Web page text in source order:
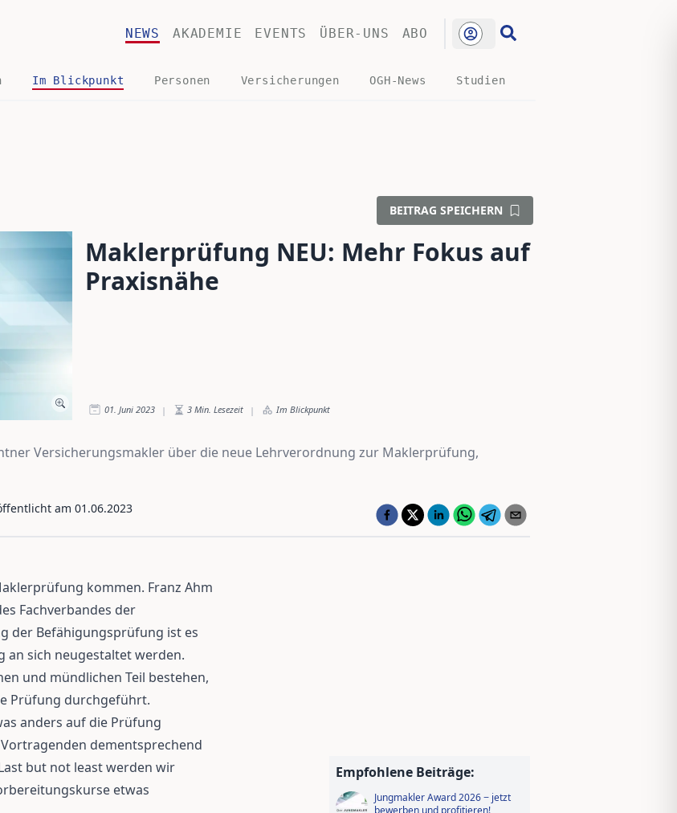
NEWS AKADEMIE EVENTS ÜBER-UNS ABO
Im Blickpunkt Personen Versicherungen OGH-News Studien
BEITRAG SPEICHERN
Maklerprüfung NEU: Mehr Fokus auf
Praxisnähe
01. Juni 2023 | 3 Min. Lesezeit | Im Blickpunkt
Versicherungsmakler über die neue Lehrverordnung zur Maklerprüfung,
am 01.06.2023
kommen. Franz Ahm
Fachverbandes der
der Befähigungsprüfung ist es
an sich neugestaltet werden.
und mündlichen Teil bestehen,
Prüfung durchgeführt.
anders auf die Prüfung
dementsprechend
but not least werden wir
etwas
Empfohlene Beiträge:
Jungmakler Award 2026 − jetzt
bewerben und profitieren!